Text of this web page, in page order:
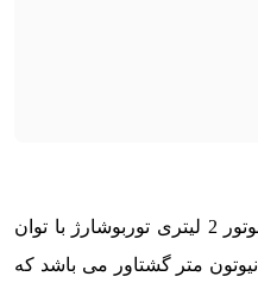
پیکاپ کی ام سی T8 دارای یک موتور 2 لیتری توربوشارژ با توان
تولید 174 اسب بخار قدرت و 290 نیوتون متر گشتاور می باشد که